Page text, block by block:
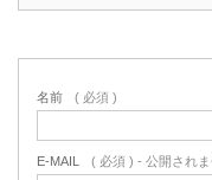
名前 ( 必須 )
E-MAIL ( 必須 ) - 公開され